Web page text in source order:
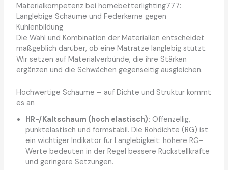
Materialkompetenz bei homebetterlighting777:
Langlebige Schäume und Federkerne gegen
Kuhlenbildung
Die Wahl und Kombination der Materialien entscheidet
maßgeblich darüber, ob eine Matratze langlebig stützt.
Wir setzen auf Materialverbünde, die ihre Stärken
ergänzen und die Schwächen gegenseitig ausgleichen.
Hochwertige Schäume – auf Dichte und Struktur kommt
es an
HR-/Kaltschaum (hoch elastisch): Offenzellig,
punktelastisch und formstabil. Die Rohdichte (RG) ist
ein wichtiger Indikator für Langlebigkeit: höhere RG-
Werte bedeuten in der Regel bessere Rückstellkräfte
und geringere Setzungen.